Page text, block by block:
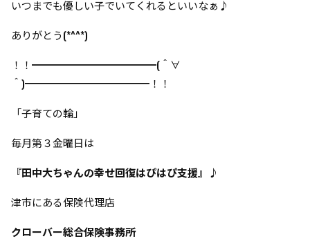
いつまでも優しい子でいてくれるといいなぁ♪
ありがとう(*^^*)
！！━━━━━━━━━━━━(＾∀
＾)━━━━━━━━━━━━！！
「子育ての輪」
毎月第３金曜日は
『田中大ちゃんの幸せ回復はぴはぴ支援』♪
津市にある保険代理店
クローバー総合保険事務所